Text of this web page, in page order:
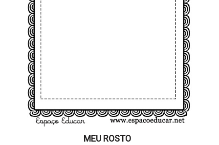
MEU ROSTO